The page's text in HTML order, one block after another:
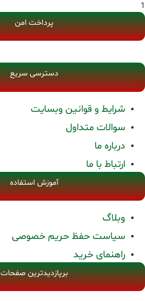
پرداخت امن
دسترسی سریع
شرایط و قوانین وبسایت
سوالات متداول
درباره ما
ارتباط با ما
آموزش استفاده
وبلاگ
سیاست حفظ حریم خصوصی
راهنمای خرید
برپازدیدترین صفحات